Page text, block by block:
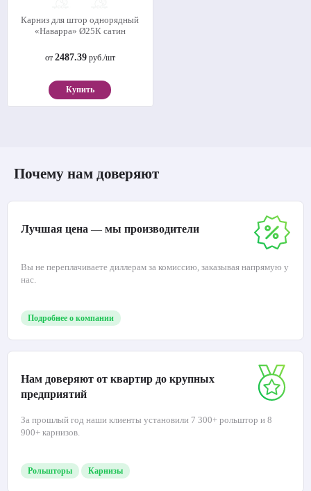
Карниз для штор однорядный
«Наварра» Ø25К сатин
от 2487.39руб./шт
Купить
Почему нам доверяют
Лучшая цена — мы производители
Вы не переплачиваете диллерам за комиссию, заказывая напрямую у
нас.
Подробнее о компании
Нам доверяют от квартир до крупных
предприятий
За прошлый год наши клиенты установили 7 300+ рольштор и 8
900+ карнизов.
Рольшторы Карнизы